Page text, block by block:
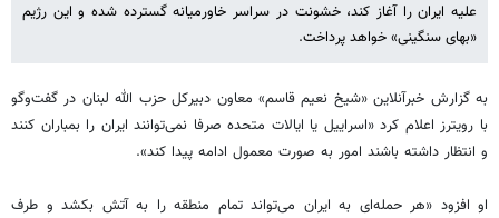
علیه ایران را آغاز کند، خشونت در سراسر خاورمیانه گسترده شده و این رژیم
«بهای سنگینی» خواهد پرداخت.
به گزارش خبرآنلاین «شیخ نعیم قاسم» معاون دبیرکل حزب الله لبنان در گفت‌و‌گو
با رویترز اعلام کرد «اسراییل یا ایالات متحده صرفا نمی‌توانند ایران را بمباران کنند
و انتظار داشته باشند امور به صورت معمول ادامه پیدا کند».
او افزود «هر حمله‌ای به ایران می‌تواند تمام منطقه را به آتش بکشد و طرف